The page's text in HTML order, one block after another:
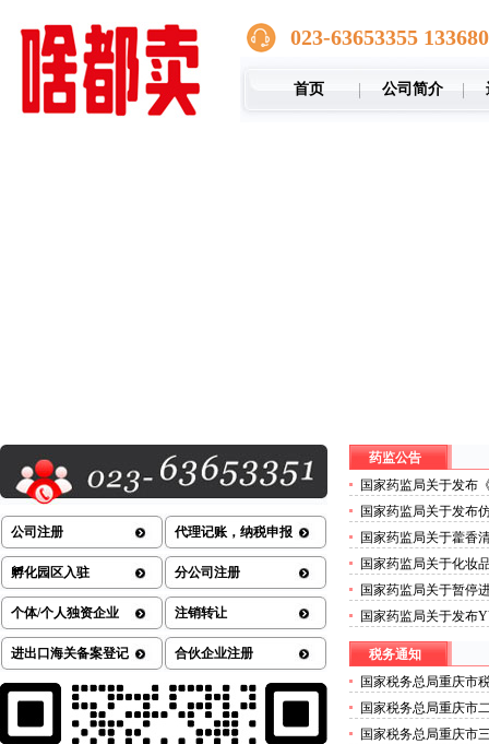
023-63653355
首页 公司简介
公司注册 代理记账，纳税申报
孵化园区入驻 分公司注册
个体/个人独资企业 注销转让
进出口海关备案登记 合伙企业注册
药监公告
国家药监局关于发布
械许可证办理流程测
的公告（2026年第72
国家药监局关于发布
七批）的重庆医疗器
国家药监局关于藿香
方药的医疗器械许可
国家药监局关于化妆
许可证办理公告（
国家药监局关于暂停
技术株式会社外科植
可证办理流程公告（
国家药监局关于发布
疗器械许可证办理公
税务通知
国家税务总局重庆市
营商环境若干措施的
国家税务总局重庆市
年度拟录用公务员公
国家税务总局重庆市